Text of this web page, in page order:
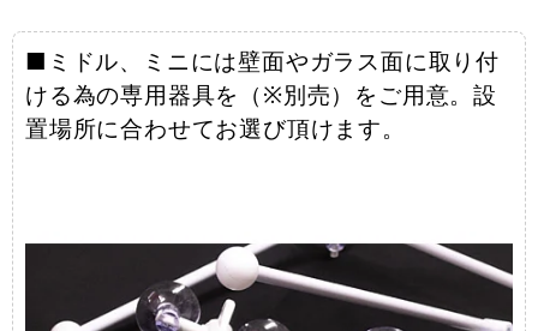
■ミドル、ミニには壁面やガラス面に取り付
ける為の専用器具を（※別売）をご用意。設
置場所に合わせてお選び頂けます。